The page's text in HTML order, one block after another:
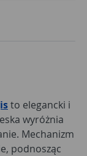
to elegancki i
wyróżnia
Mechanizm
podnosząc